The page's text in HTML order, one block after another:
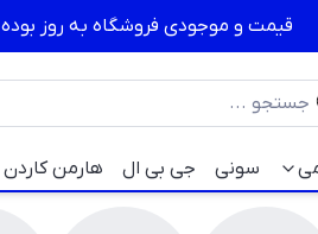
قیمت و موجودی فروشگاه به روز بوده
سونی جی بی ال هارمن کاردن